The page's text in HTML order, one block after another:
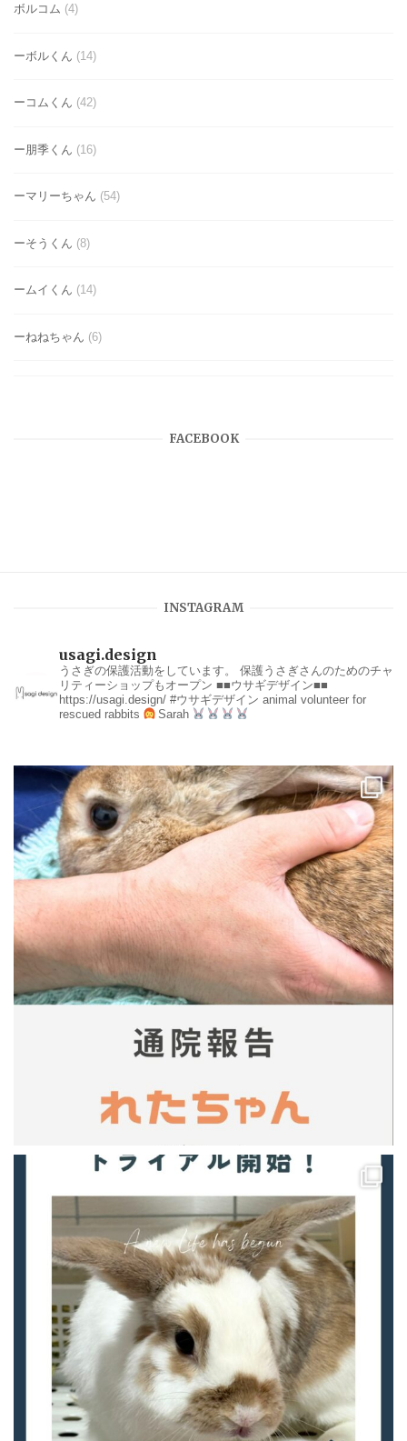
ボルコム (4)
ーボルくん (14)
ーコムくん (42)
ー朋季くん (16)
ーマリーちゃん (54)
ーそうくん (8)
ームイくん (14)
ーねねちゃん (6)
FACEBOOK
INSTAGRAM
usagi.design
うさぎの保護活動をしています。
保護うさぎさんのためのチャ
リティーショップもオープン ■■ウサギデザイン■■
https://usagi.design/ #ウサギデザイン animal volunteer for
rescued rabbits
Sarah